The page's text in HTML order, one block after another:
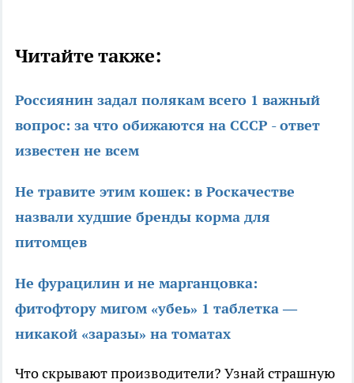
Читайте также:
Россиянин задал полякам всего 1 важный
вопрос: за что обижаются на СССР - ответ
известен не всем
Не травите этим кошек: в Роскачестве
назвали худшие бренды корма для
питомцев
Не фурацилин и не марганцовка:
фитофтору мигом «убеь» 1 таблетка —
никакой «заразы» на томатах
Что скрывают производители? Узнай страшную